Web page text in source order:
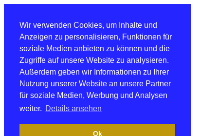
Wir verwenden Cookies, um Inhalte und
Anzeigen zu personalisieren, Funktionen für
soziale Medien anbieten zu können und die
Zugriffe auf unsere Website zu analysieren.
Außerdem geben wir Informationen zu Ihrer
Nutzung unserer Website an unsere Partner
für soziale Medien, Werbung und Analysen
weiter. Details ansehen
Ok